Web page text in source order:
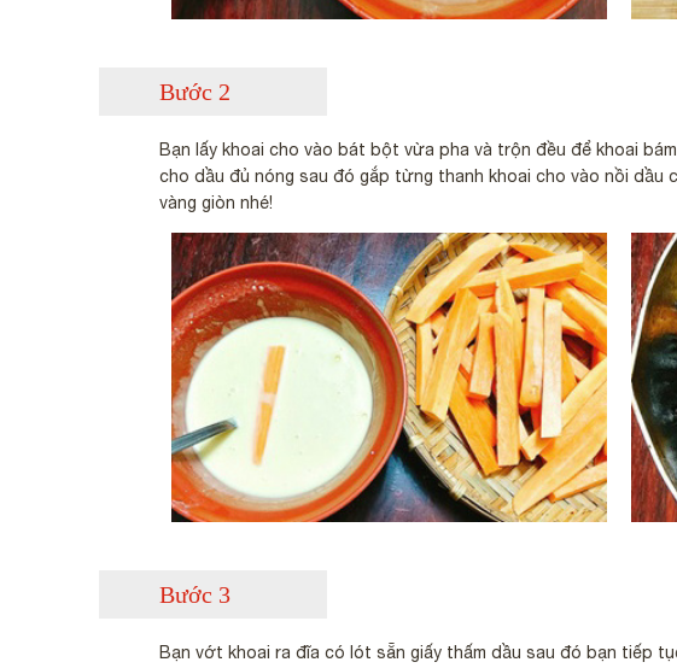
Bước 2
Bạn lấy khoai cho vào bát bột vừa pha và trộn đều để khoai
cho dầu đủ nóng sau đó gắp từng thanh khoai cho vào nồi dầu
vàng giòn nhé!
Bước 3
Bạn vớt khoai ra đĩa có lót sẵn giấy thấm dầu sau đó bạn tiếp